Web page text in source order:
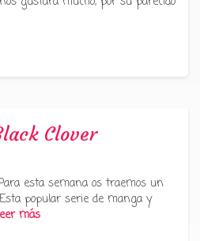
Clover
esta semana os traemos un
popular serie de manga y
más